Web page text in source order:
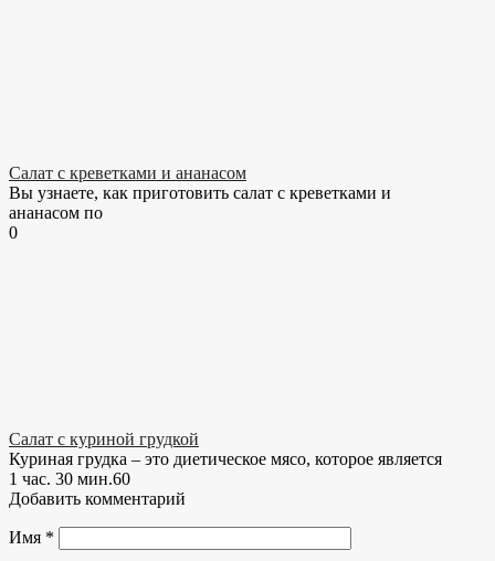
Салат с креветками и ананасом
Вы узнаете, как приготовить салат с креветками и
ананасом по
0
Салат с куриной грудкой
Куриная грудка – это диетическое мясо, которое является
1 час. 30 мин.60
Добавить комментарий
Имя *